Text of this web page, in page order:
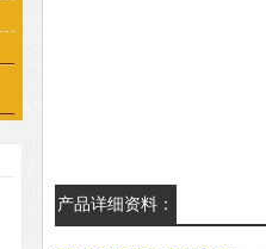
产品详细资料：